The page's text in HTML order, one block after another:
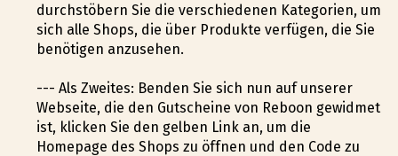
durchstöbern Sie die verschiedenen Kategorien, um
sich alle Shops, die über Produkte verfügen, die Sie
benötigen anzusehen.
--- Als Zweites: Befinden Sie sich nun auf unserer
Webseite, die den Gutscheine von Reboon gewidmet
ist, klicken Sie den gelben Link an, um die
Homepage des Shops zu öffnen und den Code zu